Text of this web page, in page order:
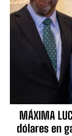
MÁXIMA
dólares en